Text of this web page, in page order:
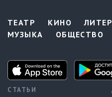
ТЕАТР КИНО
МУЗЫКА
ОБЩЕСТВО
СТАТЬИ